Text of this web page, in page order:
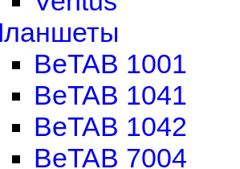
BeTAB 1001
BeTAB 1041
BeTAB 1042
BeTAB 7004